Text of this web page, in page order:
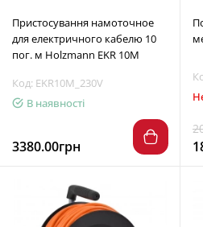
Пристосування намоточное
для електричного кабелю 10
пог. м Holzmann EKR 10M
Код: EKR10M_230V
В наявності
3380.00грн